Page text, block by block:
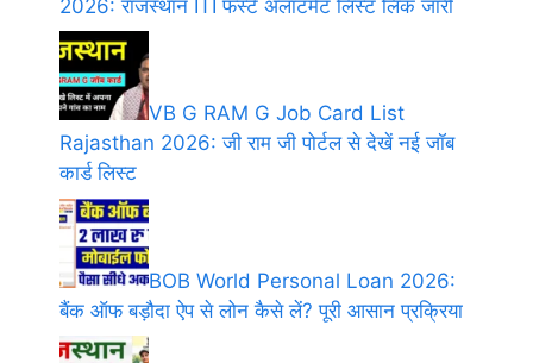
2026: राजस्थान ITI फर्स्ट अलॉटमेंट लिस्ट लिंक जारी
VB G RAM G Job Card List
Rajasthan 2026: जी राम जी पोर्टल से देखें नई जॉब
कार्ड लिस्ट
BOB World Personal Loan 2026:
बैंक ऑफ बड़ौदा ऐप से लोन कैसे लें? पूरी आसान प्रक्रिया